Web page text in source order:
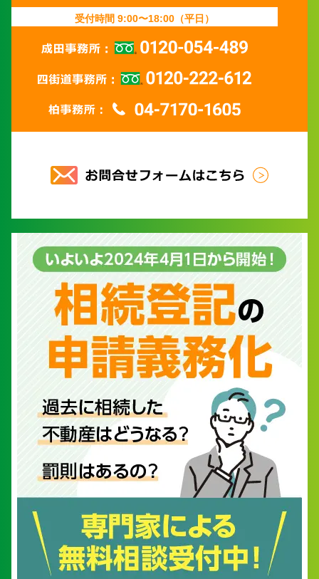
受付時間 9:00〜18:00（平日）